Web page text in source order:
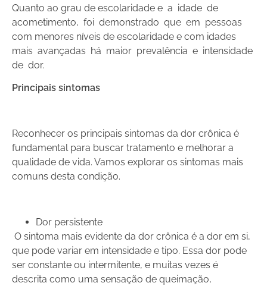
Quanto ao grau de escolaridade e a idade de
acometimento, foi demonstrado que em pessoas
com menores níveis de escolaridade e com idades
mais avançadas há maior prevalência e intensidade
de dor.
Principais sintomas
Reconhecer os principais sintomas da dor crônica é
fundamental para buscar tratamento e melhorar a
qualidade de vida. Vamos explorar os sintomas mais
comuns desta condição.
Dor persistente
O sintoma mais evidente da dor crônica é a dor em si,
que pode variar em intensidade e tipo. Essa dor pode
ser constante ou intermitente, e muitas vezes é
descrita como uma sensação de queimação,